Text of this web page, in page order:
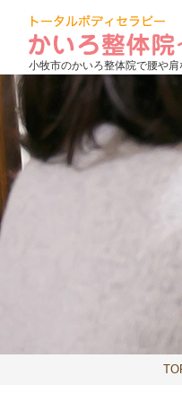
小牧市のかいろ整体院で腰や